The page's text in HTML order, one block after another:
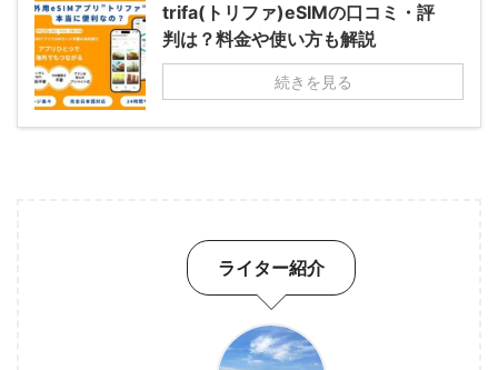
trifa(トリファ)eSIMの口コミ・評
判は？料金や使い方も解説
続きを見る
ライター紹介